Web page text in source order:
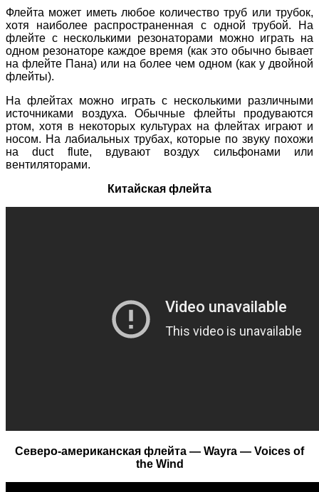
Флейта может иметь любое количество труб или трубок,
хотя наиболее распространенная с одной трубой. На
флейте с несколькими резонаторами можно играть на
одном резонаторе каждое время (как это обычно бывает
на флейте Пана) или на более чем одном (как у двойной
флейты).
На флейтах можно играть с несколькими различными
источниками воздуха. Обычные флейты продуваются
ртом, хотя в некоторых культурах на флейтах играют и
носом. На лабиальных трубах, которые по звуку похожи
на duct flute, вдувают воздух сильфонами или
вентиляторами.
Китайская флейта
Северо-американская флейта — Wayra — Voices of
the Wind